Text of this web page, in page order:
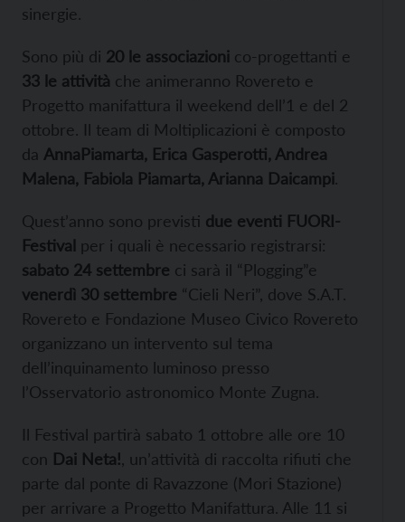
sinergie.
Sono più di 20 le associazioni co-progettanti e
33 le attività che animeranno Rovereto e
Progetto manifattura il weekend dell’1 e del 2
ottobre. Il team di Moltiplicazioni è composto
da AnnaPiamarta, Erica Gasperotti, Andrea
Malena, Fabiola Piamarta, Arianna Daicampi.
Quest’anno sono previsti due eventi FUORI-
Festival per i quali è necessario registrarsi:
sabato 24 settembre ci sarà il “Plogging”e
venerdì 30 settembre “Cieli Neri”, dove S.A.T.
Rovereto e Fondazione Museo Civico Rovereto
organizzano un intervento sul tema
dell’inquinamento luminoso presso
l’Osservatorio astronomico Monte Zugna.
Il Festival partirà sabato 1 ottobre alle ore 10
con Dai Neta! , un’attività di raccolta rifiuti che
parte dal ponte di Ravazzone (Mori Stazione)
per arrivare a Progetto Manifattura. Alle 11 si